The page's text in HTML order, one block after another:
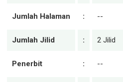
Jumlah Halaman : --
Jumlah Jilid : 2 Jilid
Penerbit : --